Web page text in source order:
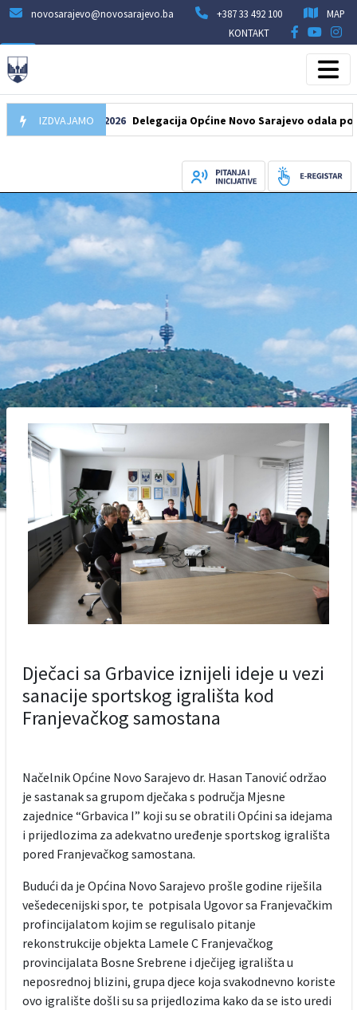
novosarajevo@novosarajevo.ba +387 33 492 100
MAP
KONTAKT
IZDVAJAMO
07.08.2026 Delegacija Općine Novo Sarajevo odala počast
Dječaci sa Grbavice iznijeli ideje u vezi
sanacije sportskog igrališta kod
Franjevačkog samostana
Načelnik Općine Novo Sarajevo dr. Hasan Tanović održao
je sastanak sa grupom dječaka s područja Mjesne
zajednice “Grbavica I” koji su se obratili Općini sa idejama
i prijedlozima za adekvatno uređenje sportskog igrališta
pored Franjevačkog samostana.
Budući da je Općina Novo Sarajevo prošle godine riješila
vešedecenijski spor, te potpisala Ugovor sa Franjevačkim
profincijalatom kojim se regulisalo pitanje
rekonstrukcije objekta Lamele C Franjevačkog
provincijalata Bosne Srebrene i dječijeg igrališta u
neposrednoj blizini, grupa djece koja svakodnevno koriste
ovo igralište došli su sa prijedlozima kako da se isto uredi